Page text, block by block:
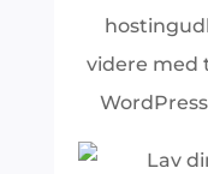
videre med